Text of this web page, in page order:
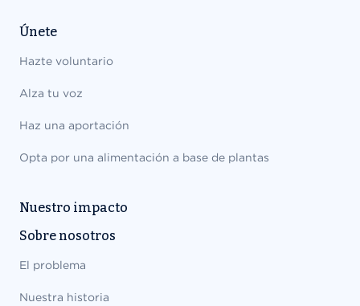
Únete
Hazte voluntario
Alza tu voz
Haz una aportación
Opta por una alimentación a base de plantas
Nuestro impacto
Sobre nosotros
El problema
Nuestra historia